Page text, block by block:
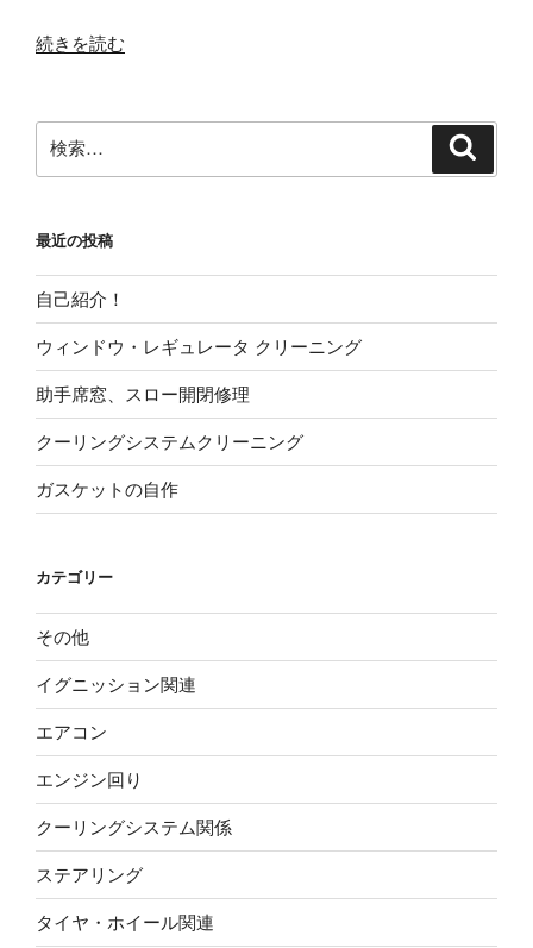
チ
ク”
の
“キ
レ
タ
整
メ
モ”
の
続きを読む
索:
最近の投稿
自己紹介！
ウィンドウ・レギュレータ クリーニング
助手席窓、スロー開閉修理
クーリングシステムクリーニング
ガスケットの自作
カテゴリー
その他
イグニッション関連
エアコン
エンジン回り
クーリングシステム関係
ステアリング
タイヤ・ホイール関連